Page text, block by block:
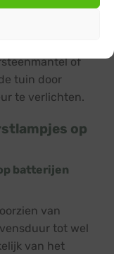
op batterijen
locatie
of
tuin door
te verlichten.
op
batterijen
van
tot wel
van het